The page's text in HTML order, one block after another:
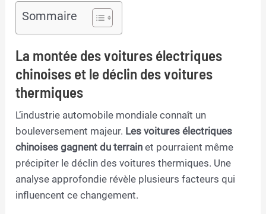
Sommaire
La montée des voitures électriques
chinoises et le déclin des voitures
thermiques
L’industrie automobile mondiale connaît un
bouleversement majeur. Les voitures électriques
chinoises gagnent du terrain et pourraient même
précipiter le déclin des voitures thermiques. Une
analyse approfondie révèle plusieurs facteurs qui
influencent ce changement.